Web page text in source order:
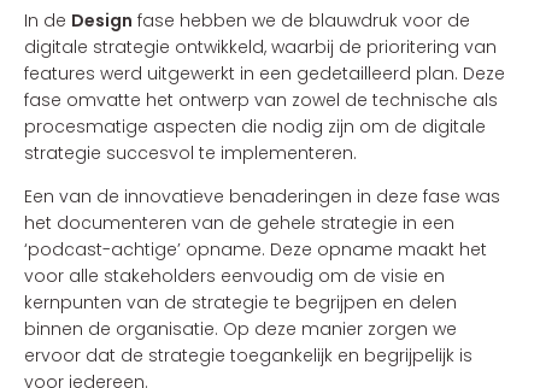
In de Design fase hebben we de blauwdruk voor de
digitale strategie ontwikkeld, waarbij de prioritering van
features werd uitgewerkt in een gedetailleerd plan. Deze
fase omvatte het ontwerp van zowel de technische als
procesmatige aspecten die nodig zijn om de digitale
strategie succesvol te implementeren.
Een van de innovatieve benaderingen in deze fase was
het documenteren van de gehele strategie in een
‘podcast-achtige’ opname. Deze opname maakt het
voor alle stakeholders eenvoudig om de visie en
kernpunten van de strategie te begrijpen en delen
binnen de organisatie. Op deze manier zorgen we
ervoor dat de strategie toegankelijk en begrijpelijk is
voor iedereen.